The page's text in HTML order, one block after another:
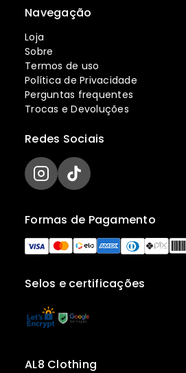
Navegação
Loja
Sobre
Termos de uso
Política de Privacidade
Perguntas frequentes
Trocas e Devoluções
Selos e certificações
Formas de Pagamento
Redes Sociais
AL8 Clothing